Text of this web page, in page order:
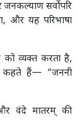
सर्वोपरि
और यह परिभाषा
को व्यक्त करता है,
कहते हैं— “जननी
वंदे मातरम् की